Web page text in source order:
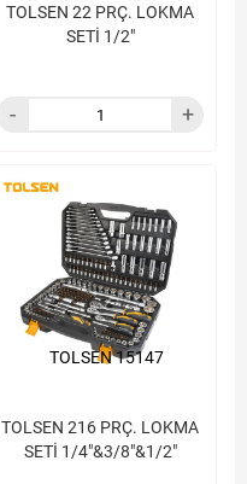
TOLSEN 22 PRÇ. LOKMA
SETİ 1/2"
TOLSEN 216 PRÇ. LOKMA
SETİ 1/4"&3/8"&1/2"
TOLSEN 15147